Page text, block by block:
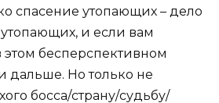
спасение утопающих – дело
и если вам
этом бесперспективном
дальше. Но только не
босса/страну/судьбу/